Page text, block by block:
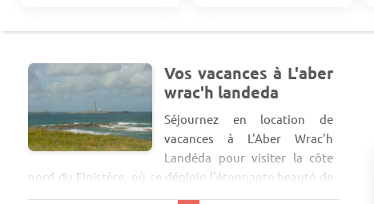
Vos vacances à L'aber
wrac'h landeda
Séjournez en location de
vacances à L'Aber Wrac'h
Landéda pour visiter la côte
nord du Finistère, où se déploie l’étonnante beauté de
la nature. En Bretagne, vous pourrez vous reposer en